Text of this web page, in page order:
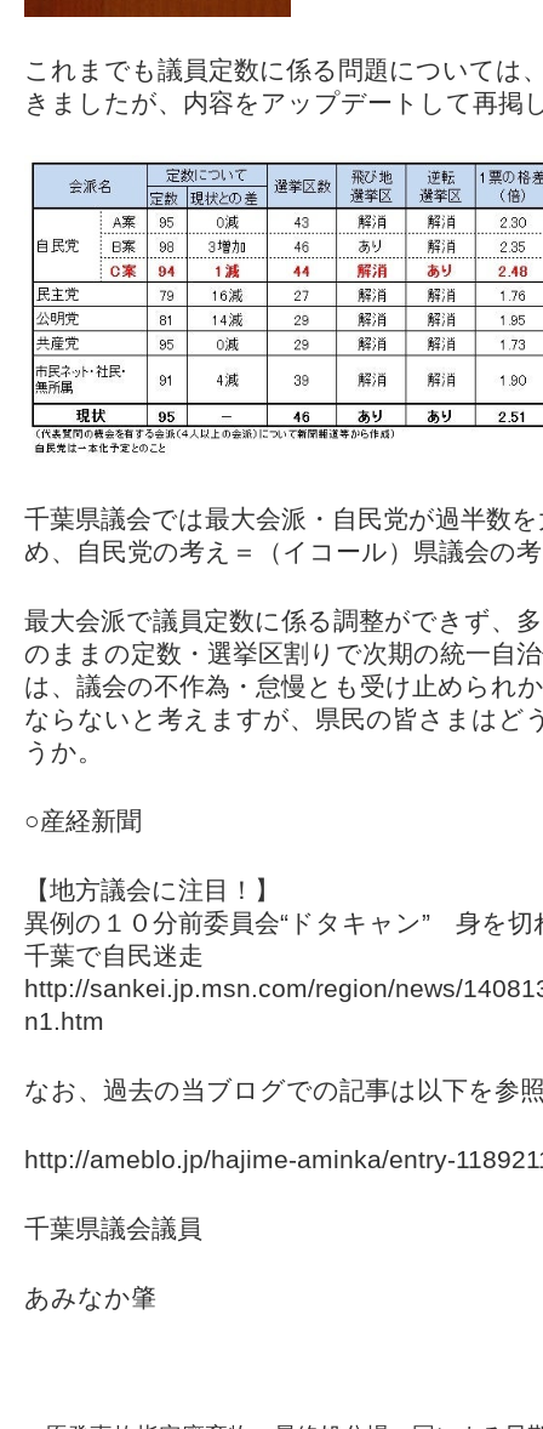
これまでも議員定数に係る問題については
きましたが、内容をアップデートして再掲
千葉県議会では最大会派・自民党が過半数
め、自民党の考え＝（イコール）県議会の
最大会派で議員定数に係る調整ができず、
のままの定数・選挙区割りで次期の統一自
は、議会の不作為・怠慢とも受け止められ
ならないと考えますが、県民の皆さまはど
うか。
○産経新聞
【地方議会に注目！】
異例の１０分前委員会“ドタキャン” 身を切
千葉で自民迷走
http://sankei.jp.msn.com/region/news/
n1.htm
なお、過去の当ブログでの記事は以下を参
http://ameblo.jp/hajime-aminka/entry-
千葉県議会議員
あみなか肇